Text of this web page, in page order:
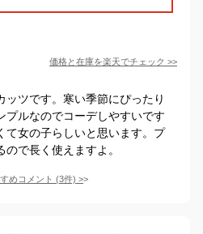
価格と在庫を楽天でチェック >>
ッツです。寒い季節にぴったり
プルなのでコーデしやすいです
て女の子らしいと思います。プ
で長く使えますよ。
めコメント (3件) >